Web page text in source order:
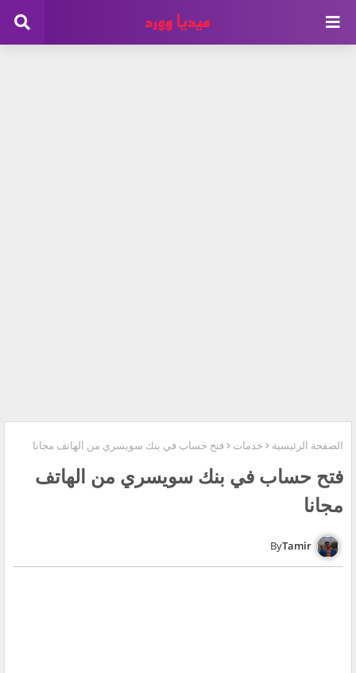
الصفحة الرئيسية خدمات فتح حساب في بنك سويسري من الهاتف مجانا
فتح حساب في بنك سويسري من الهاتف
مجانا
Tamir